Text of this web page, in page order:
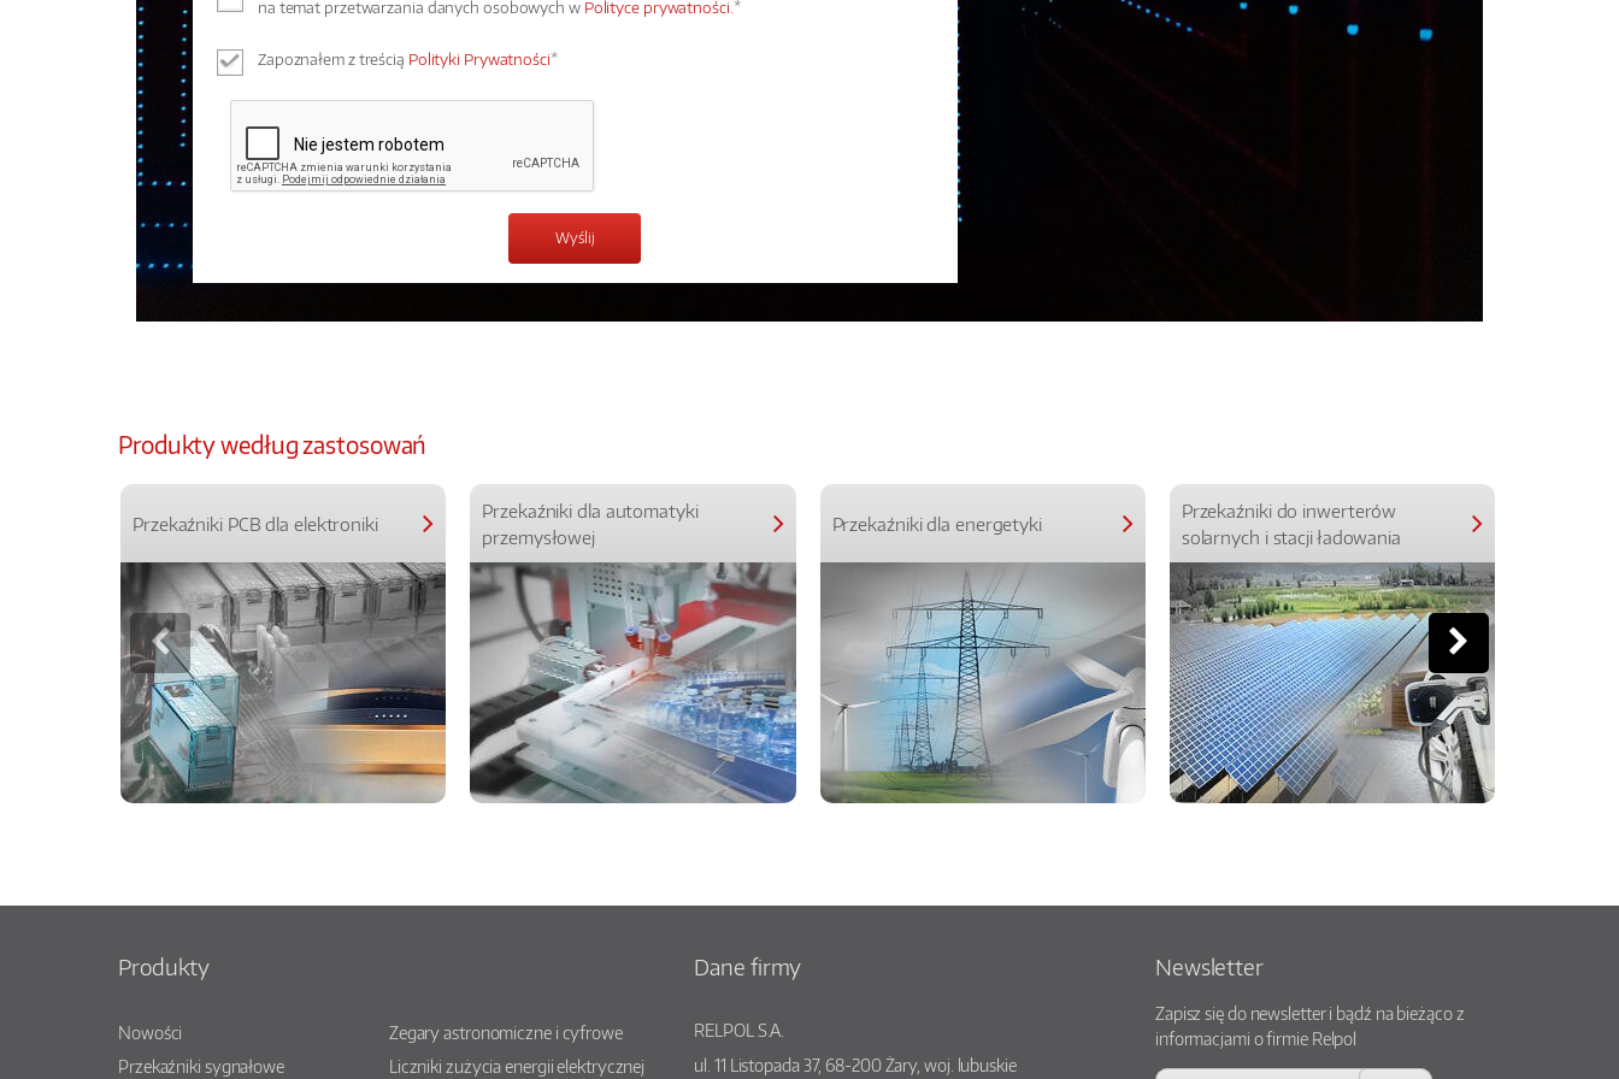
na temat przetwarzania danych osobowych w Polityce prywatności.*
Zapoznałem z treścią Polityki Prywatności*
Produkty według zastosowań
Przekaźniki PCB dla elektroniki
Przekaźniki dla automatyki
przemysłowej
Przekaźniki dla energetyki
Przekaźniki do inwerterów
solarnych i stacji ładowania
Produkty
Nowości
Przekaźniki sygnałowe
Zegary astronomiczne i cyfrowe
Liczniki zużycia energii elektrycznej
Dane firmy
RELPOL S.A.
ul. 11 Listopada 37,68-200Żary, woj. lubuskie
Newsletter
Zapisz się do newsletter i bądź na bieżąco z
informacjami o firmie Relpol